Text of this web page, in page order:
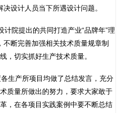
设计人员当下所遇设计问题。
院提出的共同打造产业“品牌年”理
断完善加强相关技术质量规章制
，切实抓好生产技术质量。
生产所项目均做了总结发言，充分
质量所做出的努力，要求大家敢于
，在各项目实践案例中要不断总结